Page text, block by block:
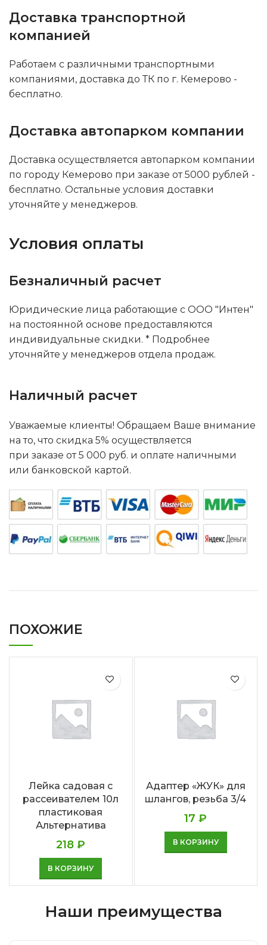
Доставка транспортной
компанией
Работаем с различными транспортными
компаниями, доставка до ТК по г. Кемерово -
бесплатно.
Доставка автопарком компании
Доставка осуществляется автопарком компании
по городу Кемерово при заказе от 5000 рублей -
бесплатно. Остальные условия доставки
уточняйте у менеджеров.
Условия оплаты
Безналичный расчет
Юридические лица работающие с ООО "Интен"
на постоянной основе предоставляются
индивидуальные скидки. * Подробнее
уточняйте у менеджеров отдела продаж.
Наличный расчет
Уважаемые клиенты! Обращаем Ваше внимание
на то, что скидка 5% осуществляется
при заказе от 5 000 руб. и оплате наличными
или банковской картой.
ПОХОЖИЕ
Лейка садовая с
рассеивателем 10л
пластиковая
Альтернатива
218₽
В КОРЗИНУ
Адаптер «ЖУК» для
шлангов, резьба 3/4
17₽
В КОРЗИНУ
Наши преимущества